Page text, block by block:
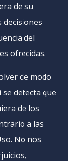
de su
decisiones
del
ofrecidas.
de modo
detecta que
de los
a las
No nos